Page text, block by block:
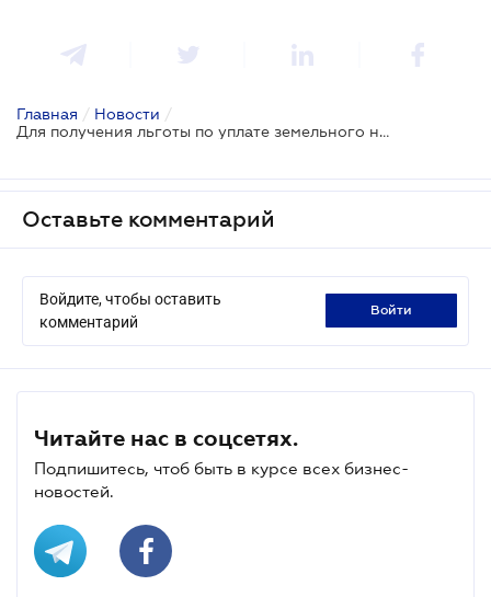
Главная / Новости /
Для получения льготы по уплате земельного налога нужно написать заявление до 1 мая
Оставьте комментарий
Войдите, чтобы оставить
комментарий
войти
Читайте нас в соцсетях.
Подпишитесь, чтоб быть в курсе всех бизнес-
новостей.